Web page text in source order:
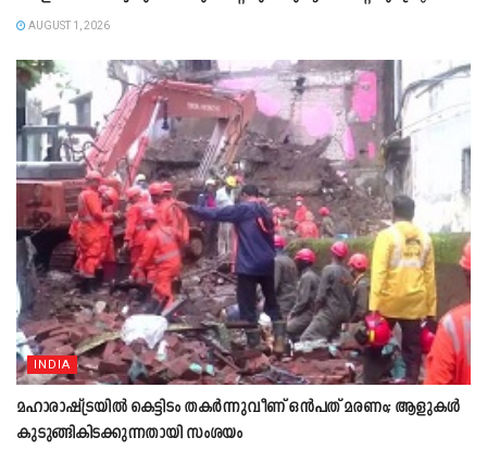
AUGUST 1, 2026
INDIA
മഹാരാഷ്ട്രയിൽ കെട്ടിടം തകർന്നുവീണ് ഒൻപത് മരണം; ആളുകൾ
കുടുങ്ങികിടക്കുന്നതായി സംശയം